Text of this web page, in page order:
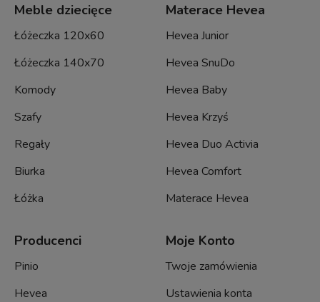
Meble dziecięce
Łóżeczka 120x60
Łóżeczka 140x70
Komody
Szafy
Regały
Biurka
Łóżka
Materace Hevea
Hevea Junior
Hevea SnuDo
Hevea Baby
Hevea Krzyś
Hevea Duo Activia
Hevea Comfort
Materace Hevea
Producenci
Pinio
Hevea
Moje Konto
Twoje zamówienia
Ustawienia konta